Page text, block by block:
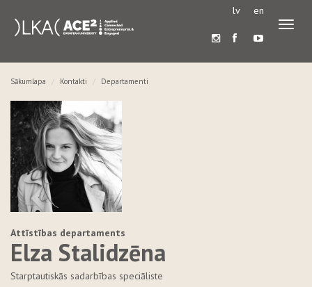
lv en
Sākumlapa Kontakti Departamenti
Attīstības departaments
Elza Stalidzēna
Starptautiskās sadarbības speciāliste